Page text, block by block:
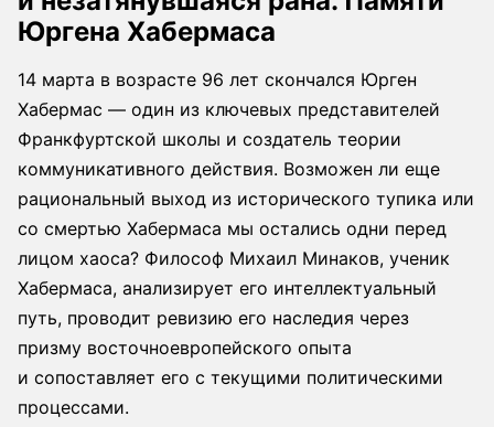
Юргена Хабермаса
14 марта в возрасте 96 лет скончался Юрген
Хабермас — один из ключевых представителей
Франкфуртской школы и создатель теории
коммуникативного действия. Возможен ли еще
рациональный выход из исторического тупика или
со смертью Хабермаса мы остались одни перед
лицом хаоса? Философ Михаил Минаков, ученик
Хабермаса, анализирует его интеллектуальный
путь, проводит ревизию его наследия через
призму восточноевропейского опыта
и сопоставляет его с текущими политическими
процессами.